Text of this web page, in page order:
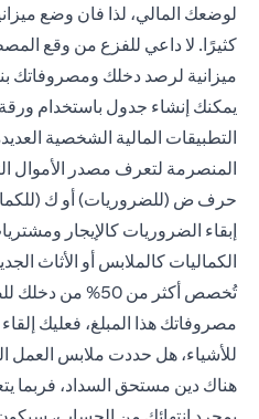
لوضعك المالي، لذا فان وضع
كثيرًا. لا داعي للفزع من وقع
ميزانية لرصد دخلك ومصروفاتك
يمكنك إنشاء جدول باستخدام
التطبيقات المالية الشخصية
المنصرمة لتعرف مصدر الأموال
حرف ض (للضروريات) أو ك
إبقاء الضروريات كالإيجار
الكماليات كالملابس أو الأثاث
تُخصص أكثر من 50%
مصروفاتك هذا المبلغ، فعليك
للأشياء، هل حددت ملابس العمل
هناك دين مستحق السداد، فربما